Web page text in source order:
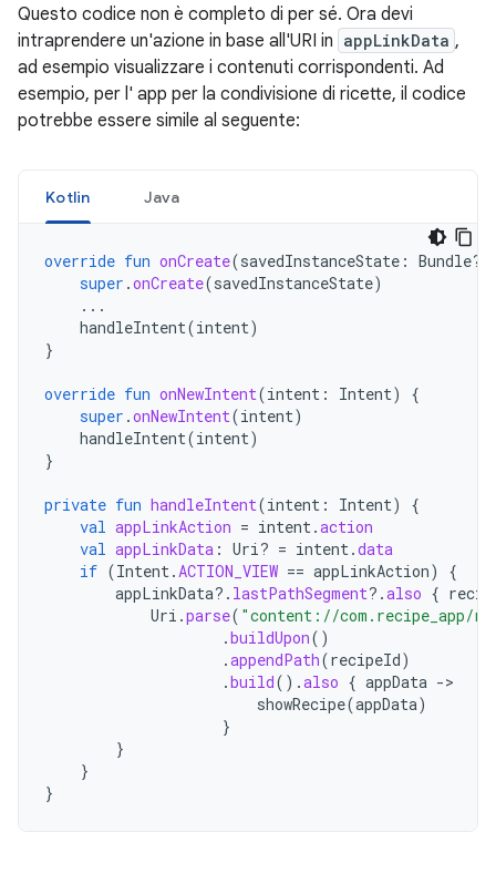
Questo codice non è completo di per sé. Ora devi
intraprendere un'azione in base all'URI in appLinkData ,
ad esempio visualizzare i contenuti corrispondenti. Ad
esempio, per l' app per la condivisione di ricette, il codice
potrebbe essere simile al seguente:
Kotlin Java
override fun onCreate(savedInstanceState : Bundle?)
super .onCreate(savedInstanceState)
...
handleIntent(intent)
}
override fun onNewIntent(intent : Intent)
{
super .onNewIntent(intent)
handleIntent(intent)
}
private fun handleIntent(intent : Intent)
{
val appLinkAction = intent.action
val appLinkData : Uri? = intent.data
if (Intent.ACTION_VIEW == appLinkAction)
{
appLinkData?. lastPathSegment?.also {
Uri .parse( "content://com.recipe_app/
.buildUpon()
.appendPath(recipeId)
.build().also { appData -
showRecipe(appData)
}
}
}
}